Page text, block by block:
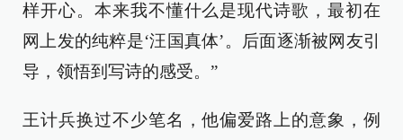
样开心。本来我不懂什么是现代诗歌，最初在
网上发的纯粹是‘汪国真体’。后面逐渐被网友引
导，领悟到写诗的感受。”
王计兵换过不少笔名，他偏爱路上的意象，例